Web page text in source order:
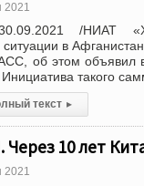
2021
/НИАТ
в
об этом объявил
такого
текст ▸
Через 10 лет
2021